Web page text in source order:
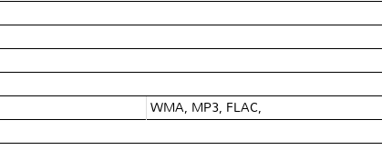
WMA, MP3, FLAC,